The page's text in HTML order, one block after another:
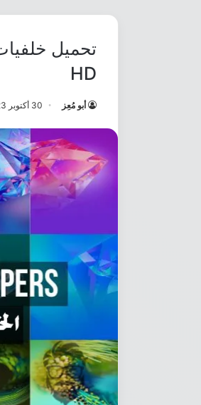
HD
أبو مُعِز 30 أكتوبر 2023